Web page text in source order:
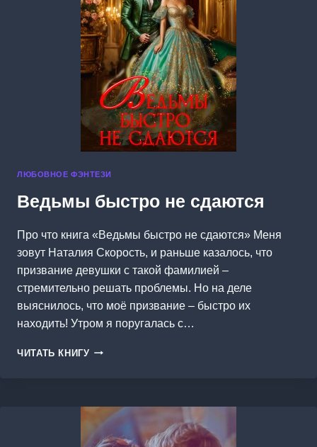
ЛЮБОВНОЕ ФЭНТЕЗИ
Ведьмы быстро не сдаются
Про что книга «Ведьмы быстро не сдаются» Меня
зовут Наталия Скорость, и раньше казалось, что
призвание девушки с такой фамилией –
стремительно решать проблемы. Но на деле
выяснилось, что моё призвание – быстро их
находить! Утром я поругалась с…
ЧИТАТЬ КНИГУ ВЕДЬМЫ